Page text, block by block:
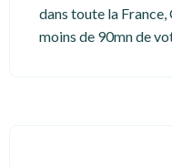
dans toute la
moins de 90mn de